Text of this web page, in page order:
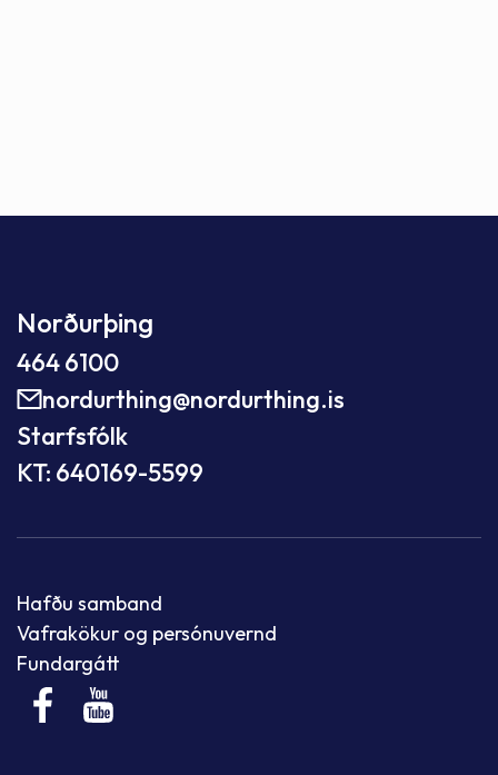
Norðurþing
464 6100
nordurthing@nordurthing.is
Starfsfólk
KT: 640169-5599
Hafðu samband
Vafrakökur og persónuvernd
Fundargátt